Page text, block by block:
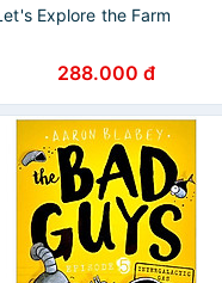
Explore the Farm
288.000 đ